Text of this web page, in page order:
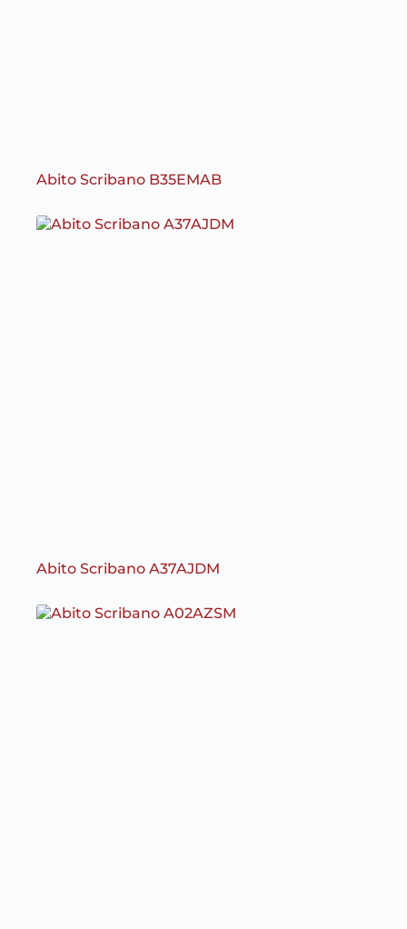
Abito Scribano B35EMAB
Abito Scribano A37AJDM